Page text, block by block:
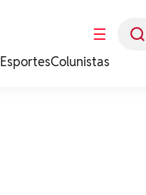
☰
EsportesColunistas